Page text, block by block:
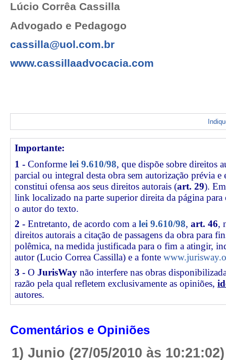
Lúcio Corrêa Cassilla
Advogado e Pedagogo
cassilla@uol.com.br
www.cassillaadvocacia.com
Importante:
1 - Conforme lei 9.610/98, que dispõe sobre direitos
parcial ou integral desta obra sem autorização prévia e
constitui ofensa aos seus direitos autorais (art. 29).
link localizado na parte superior direita da página
o autor do texto.
2 - Entretanto, de acordo com a lei 9.610/98, art. 46,
direitos autorais a citação de passagens da obra para
polêmica, na medida justificada para o fim a atingir,
autor (Lucio Correa Cassilla) e a fonte
3 - O JurisWay não interfere nas obras
razão pela qual refletem exclusivamente as opiniões,
autores.
Comentários e Opiniões
1) Junio (27/05/2010 às